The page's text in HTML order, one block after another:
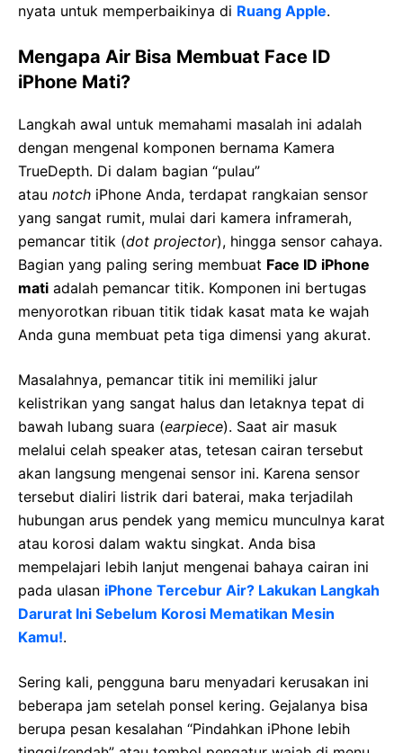
nyata untuk memperbaikinya di Ruang Apple.
Mengapa Air Bisa Membuat Face ID
iPhone Mati?
Langkah awal untuk memahami masalah ini adalah
dengan mengenal komponen bernama Kamera
TrueDepth. Di dalam bagian “pulau”
atau notch iPhone Anda, terdapat rangkaian sensor
yang sangat rumit, mulai dari kamera inframerah,
pemancar titik (dot projector), hingga sensor cahaya.
Bagian yang paling sering membuat Face ID iPhone
mati adalah pemancar titik. Komponen ini bertugas
menyorotkan ribuan titik tidak kasat mata ke wajah
Anda guna membuat peta tiga dimensi yang akurat.
Masalahnya, pemancar titik ini memiliki jalur
kelistrikan yang sangat halus dan letaknya tepat di
bawah lubang suara (earpiece). Saat air masuk
melalui celah speaker atas, tetesan cairan tersebut
akan langsung mengenai sensor ini. Karena sensor
tersebut dialiri listrik dari baterai, maka terjadilah
hubungan arus pendek yang memicu munculnya karat
atau korosi dalam waktu singkat. Anda bisa
mempelajari lebih lanjut mengenai bahaya cairan ini
pada ulasan iPhone Tercebur Air? Lakukan Langkah
Darurat Ini Sebelum Korosi Mematikan Mesin
Kamu!.
Sering kali, pengguna baru menyadari kerusakan ini
beberapa jam setelah ponsel kering. Gejalanya bisa
berupa pesan kesalahan “Pindahkan iPhone lebih